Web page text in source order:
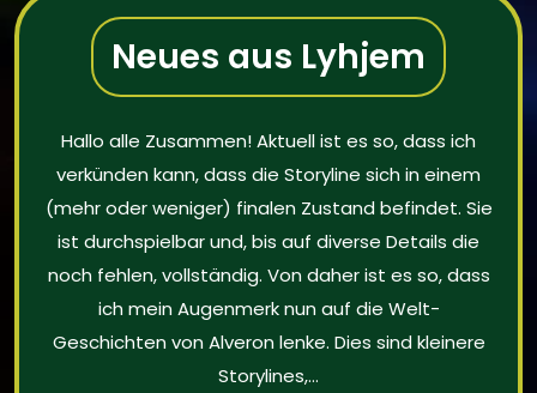
Neues aus Lyhjem
Hallo alle Zusammen! Aktuell ist es so, dass ich
verkünden kann, dass die Storyline sich in einem
(mehr oder weniger) finalen Zustand befindet. Sie
ist durchspielbar und, bis auf diverse Details die
noch fehlen, vollständig. Von daher ist es so, dass
ich mein Augenmerk nun auf die Welt-
Geschichten von Alveron lenke. Dies sind kleinere
Storylines,…